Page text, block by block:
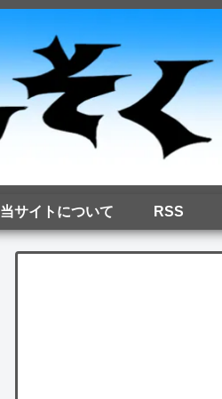
当サイトについて RSS